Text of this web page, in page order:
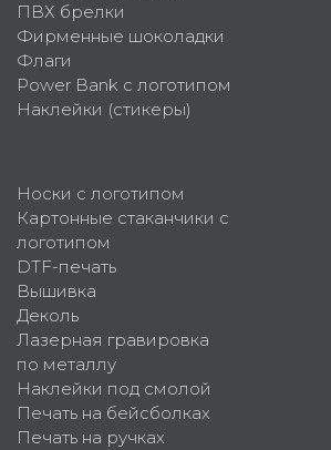
ПВХ брелки
Фирменные шоколадки
Флаги
Power Bank с логотипом
Наклейки (стикеры)
Носки с логотипом
Картонные стаканчики с
логотипом
DTF-печать
Вышивка
Деколь
Лазерная гравировка
по металлу
Наклейки под смолой
Печать на бейсболках
Печать на ручках